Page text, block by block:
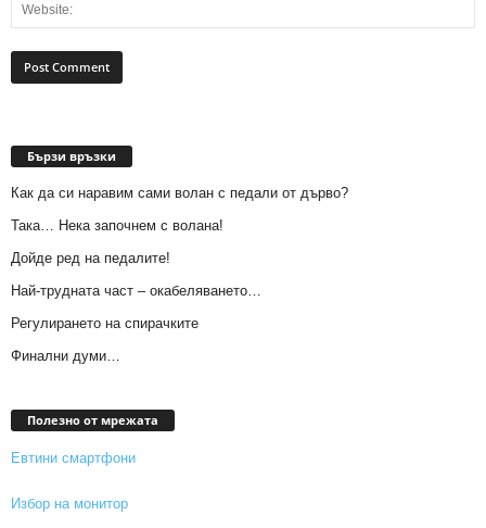
Бързи връзки
Как да си наравим сами волан с педали от дърво?
Така… Нека започнем с волана!
Дойде ред на педалите!
Най-трудната част – окабеляването…
Регулирането на спирачките
Финални думи…
Полезно от мрежата
Евтини смартфони
Избор на монитор